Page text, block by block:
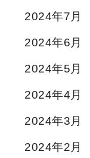
2024年7月
2024年6月
2024年5月
2024年4月
2024年3月
2024年2月